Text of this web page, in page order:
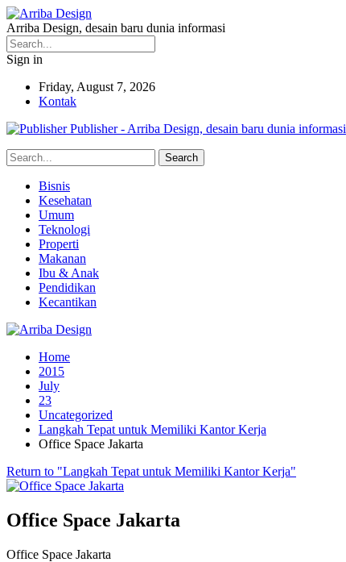
Arriba Design, desain baru dunia informasi
Sign in
Friday, August 7, 2026
Kontak
Publisher - Arriba Design, desain baru dunia informasi
Bisnis
Kesehatan
Umum
Teknologi
Properti
Makanan
Ibu & Anak
Pendidikan
Kecantikan
Home
2015
July
23
Uncategorized
Langkah Tepat untuk Memiliki Kantor Kerja
Office Space Jakarta
Return to "Langkah Tepat untuk Memiliki Kantor Kerja"
Office Space Jakarta
Office Space Jakarta